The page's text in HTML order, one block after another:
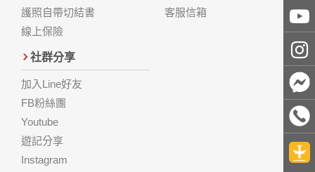
護照自帶切結書
線上保險
客服信箱
社群分享
加入Line好友
FB粉絲團
Youtube
遊記分享
Instagram